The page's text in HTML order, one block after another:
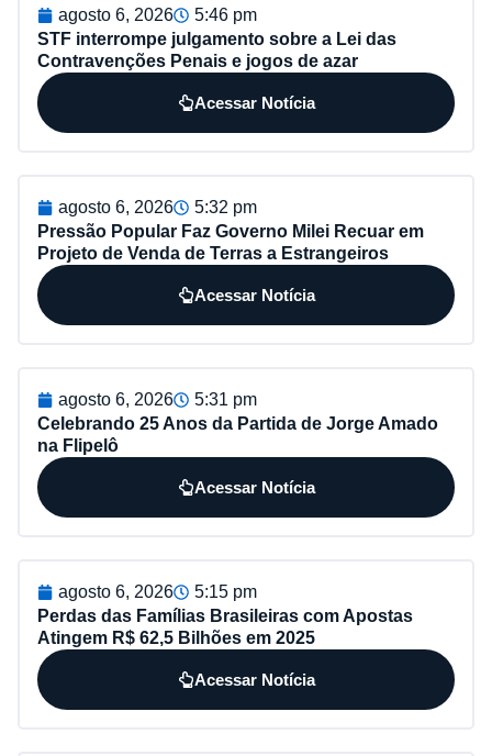
agosto 6, 2026
5:46 pm
STF interrompe julgamento sobre a Lei das
Contravenções Penais e jogos de azar
Acessar Notícia
agosto 6, 2026
5:32 pm
Pressão Popular Faz Governo Milei Recuar em
Projeto de Venda de Terras a Estrangeiros
Acessar Notícia
agosto 6, 2026
5:31 pm
Celebrando 25 Anos da Partida de Jorge Amado
na Flipelô
Acessar Notícia
agosto 6, 2026
5:15 pm
Perdas das Famílias Brasileiras com Apostas
Atingem R$ 62,5 Bilhões em 2025
Acessar Notícia